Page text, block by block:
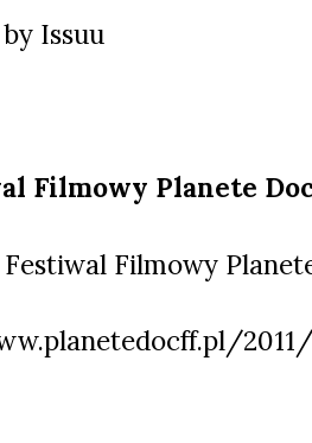
Issuu
Filmowy Planete
Filmowy